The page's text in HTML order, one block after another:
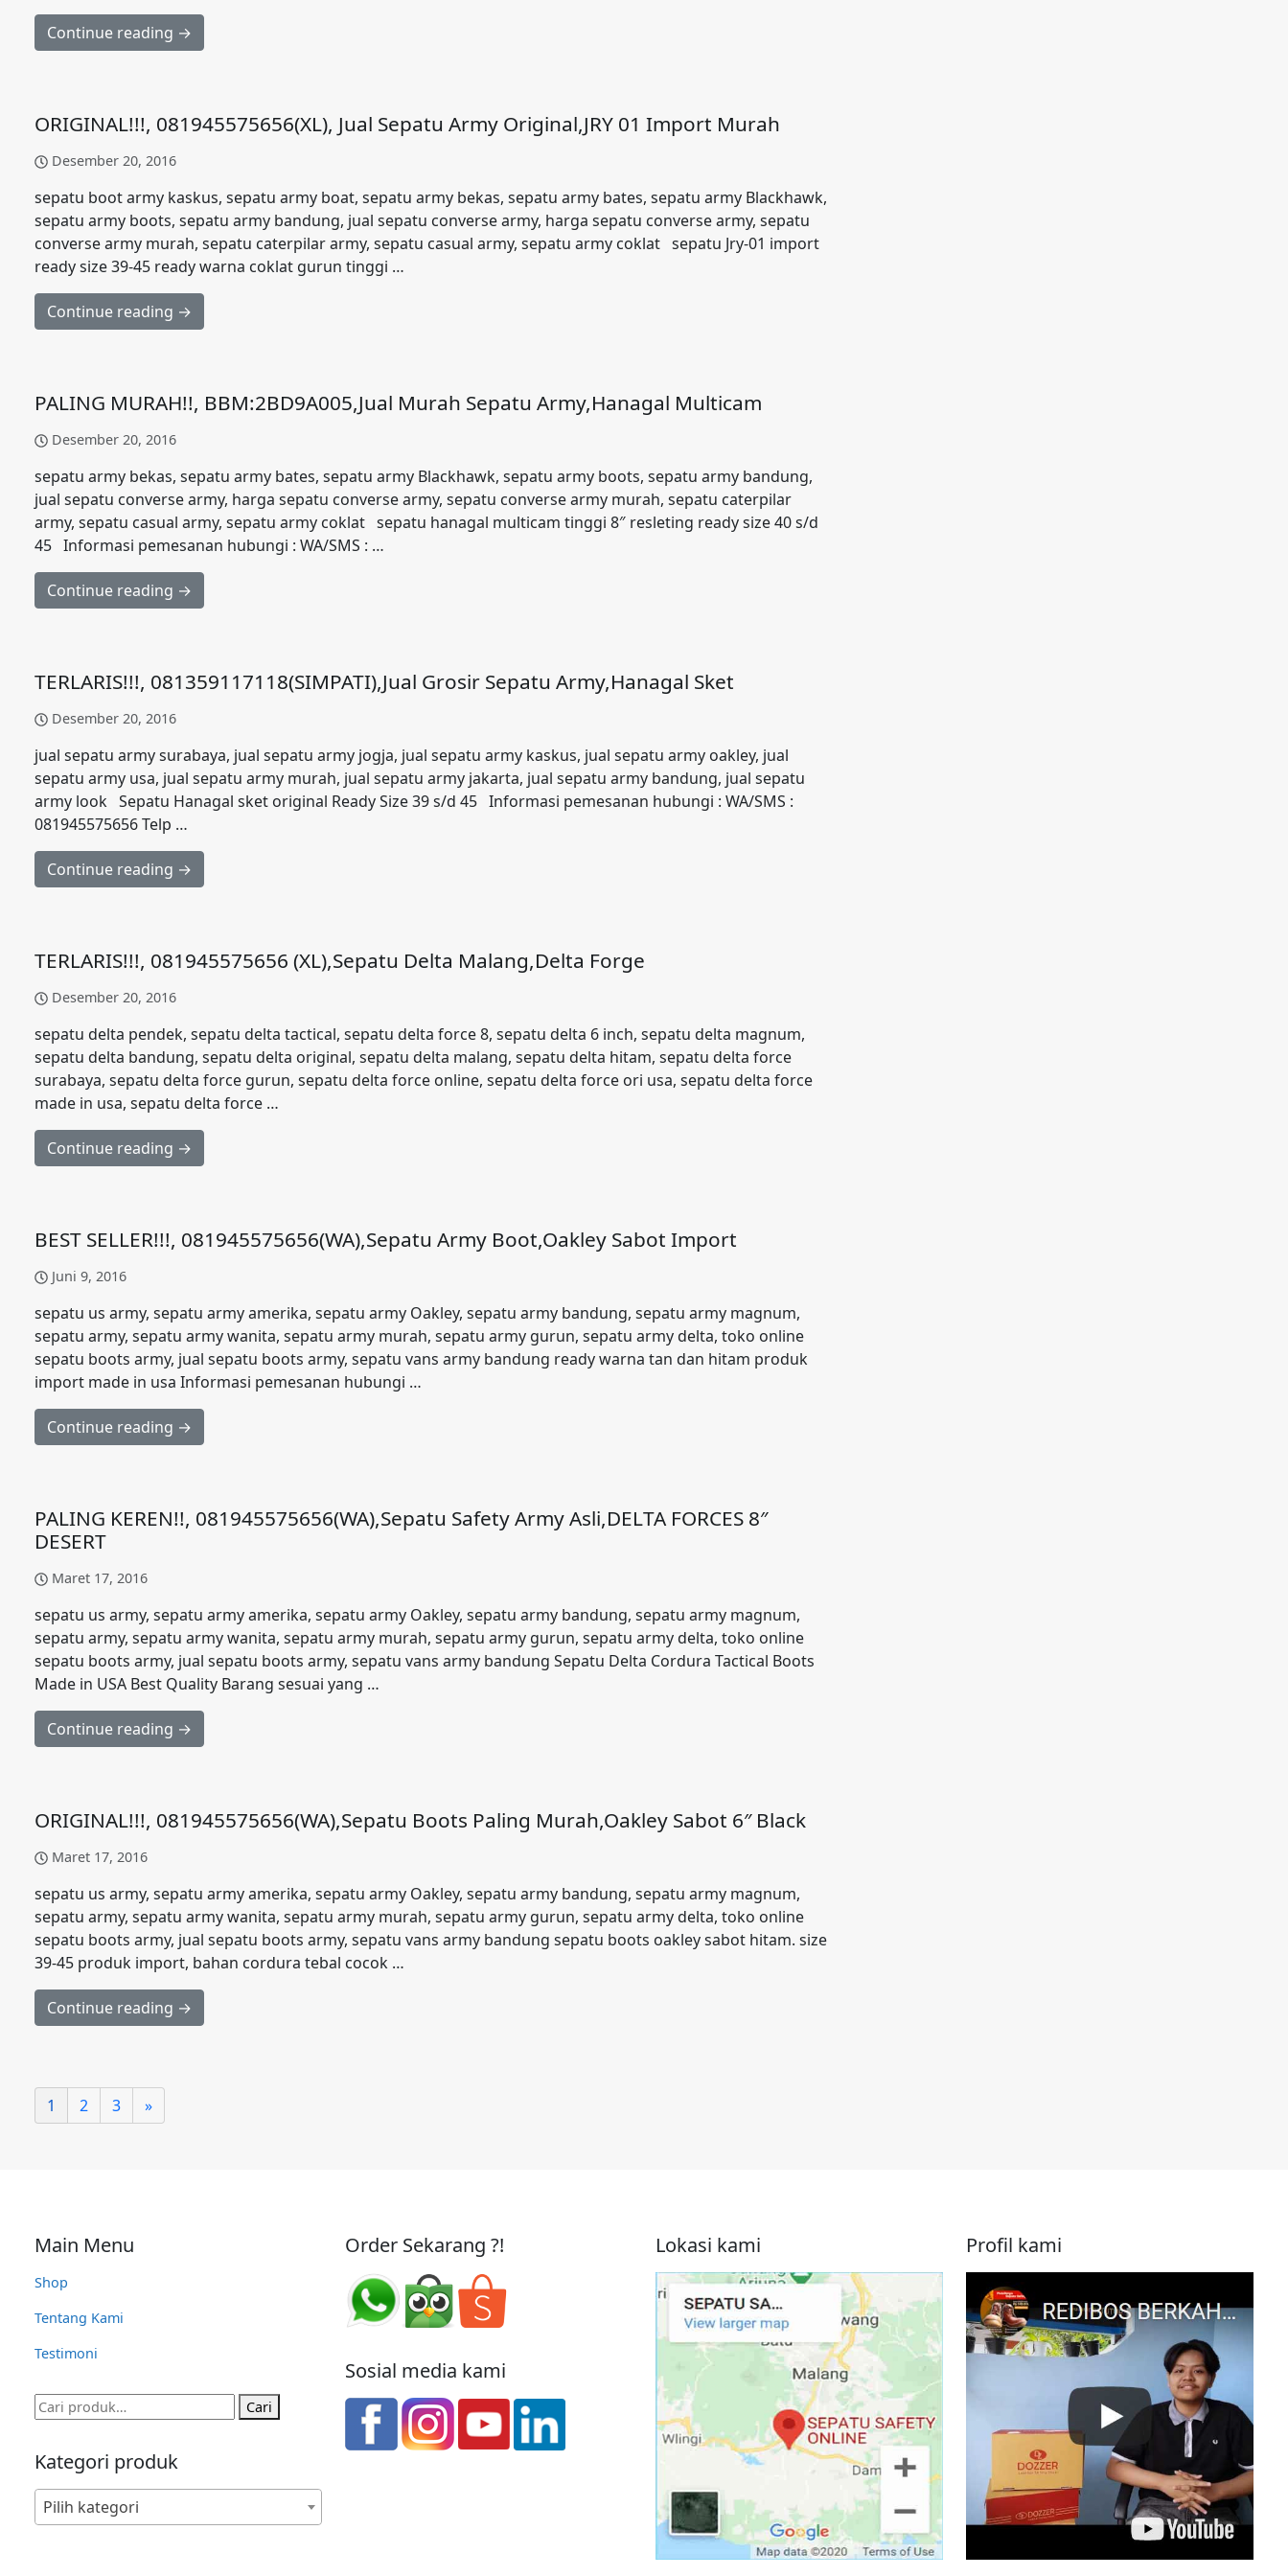
Continue reading →
ORIGINAL!!!, 081945575656(XL), Jual Sepatu Army Original,JRY 01 Import Murah
Desember 20, 2016
sepatu boot army kaskus, sepatu army boat, sepatu army bekas, sepatu army bates, sepatu army Blackhawk,
sepatu army boots, sepatu army bandung, jual sepatu converse army, harga sepatu converse army, sepatu
converse army murah, sepatu caterpilar army, sepatu casual army, sepatu army coklat sepatu Jry-01 import
ready size 39-45 ready warna coklat gurun tinggi …
Continue reading →
PALING MURAH!!, BBM:2BD9A005,Jual Murah Sepatu Army,Hanagal Multicam
Desember 20, 2016
sepatu army bekas, sepatu army bates, sepatu army Blackhawk, sepatu army boots, sepatu army bandung,
jual sepatu converse army, harga sepatu converse army, sepatu converse army murah, sepatu caterpilar
army, sepatu casual army, sepatu army coklat sepatu hanagal multicam tinggi 8″ resleting ready size 40 s/d
45 Informasi pemesanan hubungi : WA/SMS : …
Continue reading →
TERLARIS!!!, 081359117118(SIMPATI),Jual Grosir Sepatu Army,Hanagal Sket
Desember 20, 2016
jual sepatu army surabaya, jual sepatu army jogja, jual sepatu army kaskus, jual sepatu army oakley, jual
sepatu army usa, jual sepatu army murah, jual sepatu army jakarta, jual sepatu army bandung, jual sepatu
army look Sepatu Hanagal sket original Ready Size 39 s/d 45 Informasi pemesanan hubungi : WA/SMS :
081945575656 Telp …
Continue reading →
TERLARIS!!!, 081945575656 (XL),Sepatu Delta Malang,Delta Forge
Desember 20, 2016
sepatu delta pendek, sepatu delta tactical, sepatu delta force 8, sepatu delta 6 inch, sepatu delta magnum,
sepatu delta bandung, sepatu delta original, sepatu delta malang, sepatu delta hitam, sepatu delta force
surabaya, sepatu delta force gurun, sepatu delta force online, sepatu delta force ori usa, sepatu delta force
made in usa, sepatu delta force …
Continue reading →
BEST SELLER!!!, 081945575656(WA),Sepatu Army Boot,Oakley Sabot Import
Juni 9, 2016
sepatu us army, sepatu army amerika, sepatu army Oakley, sepatu army bandung, sepatu army magnum,
sepatu army, sepatu army wanita, sepatu army murah, sepatu army gurun, sepatu army delta, toko online
sepatu boots army, jual sepatu boots army, sepatu vans army bandung ready warna tan dan hitam produk
import made in usa Informasi pemesanan hubungi …
Continue reading →
PALING KEREN!!, 081945575656(WA),Sepatu Safety Army Asli,DELTA FORCES 8″
DESERT
Maret 17, 2016
sepatu us army, sepatu army amerika, sepatu army Oakley, sepatu army bandung, sepatu army magnum,
sepatu army, sepatu army wanita, sepatu army murah, sepatu army gurun, sepatu army delta, toko online
sepatu boots army, jual sepatu boots army, sepatu vans army bandung Sepatu Delta Cordura Tactical Boots
Made in USA Best Quality Barang sesuai yang …
Continue reading →
ORIGINAL!!!, 081945575656(WA),Sepatu Boots Paling Murah,Oakley Sabot 6″ Black
Maret 17, 2016
sepatu us army, sepatu army amerika, sepatu army Oakley, sepatu army bandung, sepatu army magnum,
sepatu army, sepatu army wanita, sepatu army murah, sepatu army gurun, sepatu army delta, toko online
sepatu boots army, jual sepatu boots army, sepatu vans army bandung sepatu boots oakley sabot hitam. size
39-45 produk import, bahan cordura tebal cocok …
Continue reading →
1 2 3 »
Main Menu
Shop
Tentang Kami
Testimoni
Pencarian
untuk:
Cari
Kategori produk
Pilih kategori
Order Sekarang ?!
Sosial media kami
Lokasi kami Profil kami